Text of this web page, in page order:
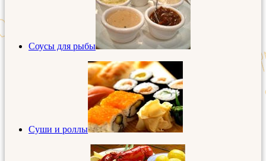
Соусы для рыбы
Суши и роллы